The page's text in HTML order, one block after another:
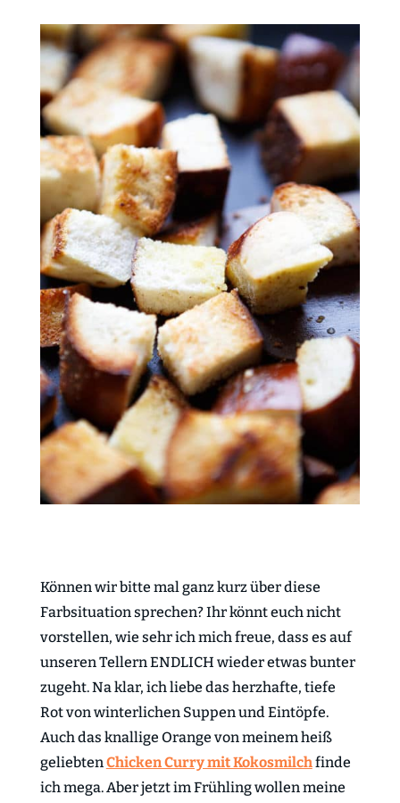
Können wir bitte mal ganz kurz über diese
Farbsituation sprechen? Ihr könnt euch nicht
vorstellen, wie sehr ich mich freue, dass es auf
unseren Tellern ENDLICH wieder etwas bunter
zugeht. Na klar, ich liebe das herzhafte, tiefe
Rot von winterlichen Suppen und Eintöpfe.
Auch das knallige Orange von meinem heiß
geliebtenChicken Curry mit Kokosmilchfinde
ich mega. Aber jetzt im Frühling wollen meine